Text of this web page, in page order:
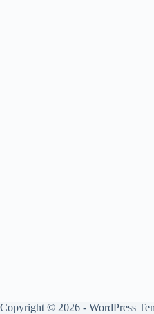
Copyright © 2026 - WordPress